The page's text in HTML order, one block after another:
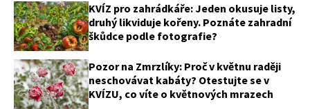
KVÍZ pro zahrádkáře: Jeden okusuje listy,
druhý likviduje kořeny. Poznáte zahradní
škůdce podle fotografie?
Pozor na Zmrzlíky: Proč v květnu raději
neschovávat kabáty? Otestujte se v
KVÍZU, co víte o květnových mrazech